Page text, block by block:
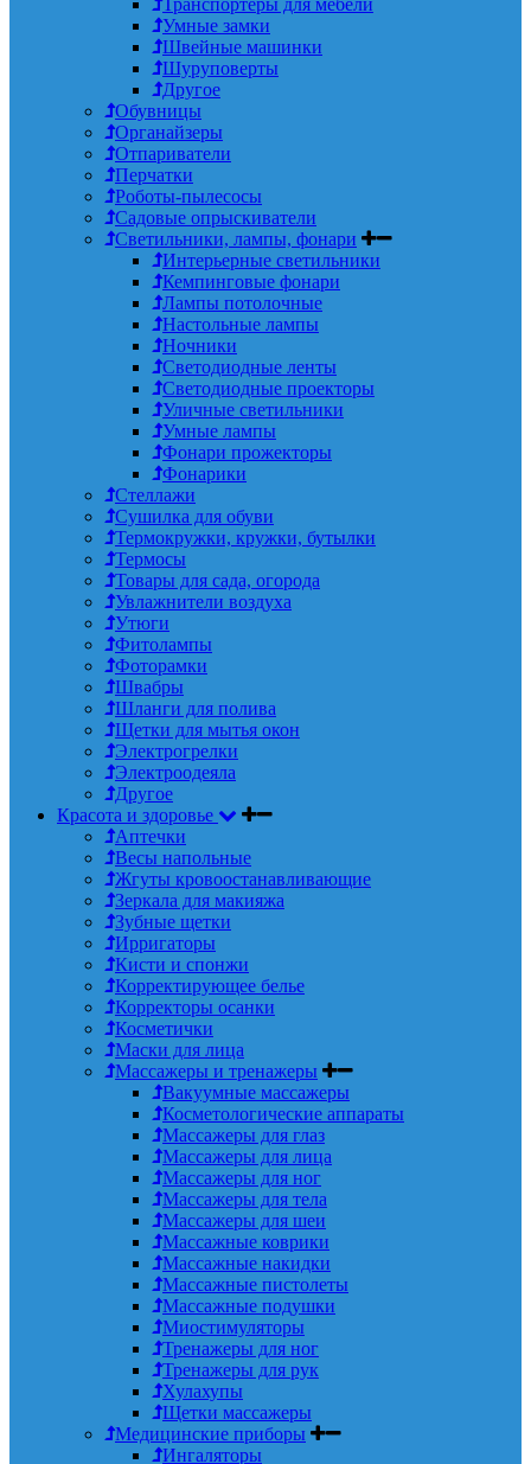
Умные замки
Швейные машинки
Шуруповерты
Другое
Обувницы
Органайзеры
Отпариватели
Перчатки
Роботы-пылесосы
Садовые опрыскиватели
Светильники, лампы, фонари
Интерьерные светильники
Кемпинговые фонари
Лампы потолочные
Настольные лампы
Ночники
Светодиодные ленты
Светодиодные проекторы
Уличные светильники
Умные лампы
Фонари прожекторы
Фонарики
Стеллажи
Сушилка для обуви
Термокружки, кружки, бутылки
Термосы
Товары для сада, огорода
Увлажнители воздуха
Утюги
Фитолампы
Фоторамки
Швабры
Шланги для полива
Щетки для мытья окон
Электрогрелки
Электроодеяла
Другое
Красота и здоровье
Аптечки
Весы напольные
Жгуты кровоостанавливающие
Зеркала для макияжа
Зубные щетки
Ирригаторы
Кисти и спонжи
Корректирующее белье
Корректоры осанки
Косметички
Маски для лица
Массажеры и тренажеры
Вакуумные массажеры
Косметологические аппараты
Массажеры для глаз
Массажеры для лица
Массажеры для ног
Массажеры для тела
Массажеры для шеи
Массажные коврики
Массажные накидки
Массажные пистолеты
Массажные подушки
Миостимуляторы
Тренажеры для ног
Тренажеры для рук
Хулахупы
Щетки массажеры
Медицинские приборы
Ингаляторы